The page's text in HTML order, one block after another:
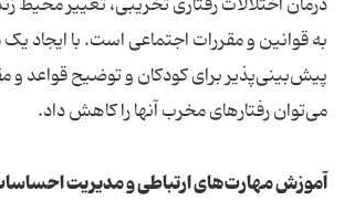
به قوانین و مقررات اجتماعی است. با ایجاد یک
پیش‌بینی‌پذیر برای کودکان و توضیح قواعد و
می‌توان رفتارهای مخرب آنها را کاهش داد.
آموزش مهارت‌های ارتباطی و مدیریت